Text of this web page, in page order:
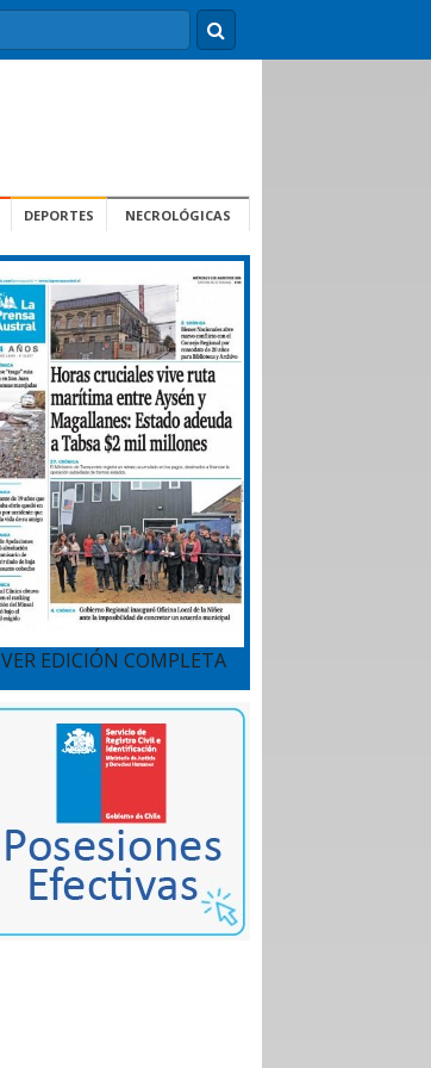
DEPORTES NECROLÓGICAS
VER EDICIÓN COMPLETA